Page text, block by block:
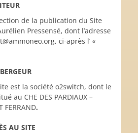
de la publication du Site
Pressensé, dont l’adresse
ci-après l’ «
est la société o2switch, dont le
au CHE DES PARDIAUX –
FERRAND.
AU SITE